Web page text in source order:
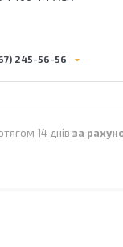
245-56-56
14 днів за